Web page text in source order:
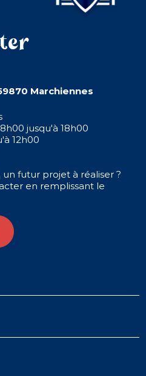
Marchiennes
jusqu'à 18h00
12h00
futur projet à réaliser ?
en remplissant le